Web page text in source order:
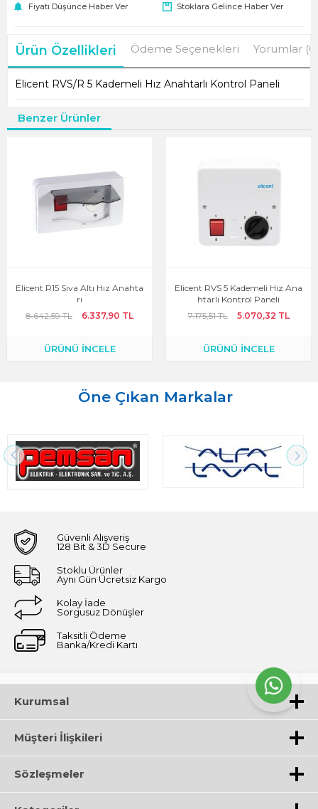
Fiyatı Düşünce Haber Ver Stoklara Gelince Haber Ver
Ürün Özellikleri Ödeme Seçenekleri Yorumlar
Elicent RVS/R 5 Kademeli Hız Anahtarlı Kontrol Paneli
Benzer Ürünler
Elicent R15 Sıva Altı Hız Anahta
Rı
8.642,59 TL
6.337,90 TL
ÜRÜNÜ İNCELE
Elicent RVS 5 Kademeli Hız Ana
Htarlı Kontrol Paneli
7.175,51 TL
5.070,32 TL
ÜRÜNÜ İNCELE
Öne Çıkan Markalar
Güvenli Alışveriş
128 Bit & 3D Secure
Stoklu Ürünler
Aynı Gün Ücretsiz Kargo
Kolay İade
Sorgusuz Dönüşler
Taksitli Ödeme
Banka/Kredi Kartı
Kurumsal
Müşteri İlişkileri
Sözleşmeler